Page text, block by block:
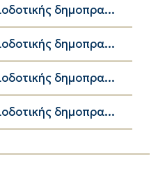
δημοπρα...
δημοπρα...
δημοπρα...
δημοπρα...